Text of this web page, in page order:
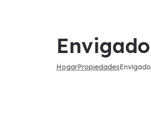
Envigado
HogarPropiedadesEnvigado